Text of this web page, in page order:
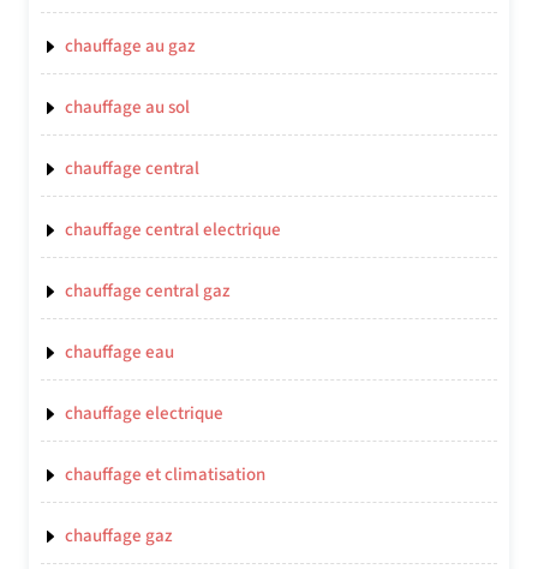
chauffage au gaz
chauffage au sol
chauffage central
chauffage central electrique
chauffage central gaz
chauffage eau
chauffage electrique
chauffage et climatisation
chauffage gaz